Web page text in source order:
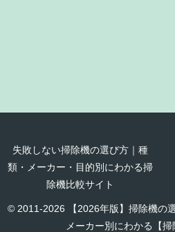
失敗しない掃除機の選び方｜種
類・メーカー・目的別にわかる掃
除機比較サイト
© 2011-2026 【2026年版】掃除機の
メーカー別にわかる【